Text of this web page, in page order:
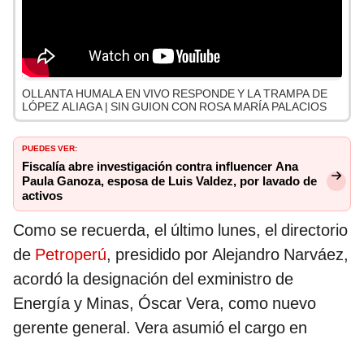
OLLANTA HUMALA EN VIVO RESPONDE Y LA TRAMPA DE
LÓPEZ ALIAGA | SIN GUION CON ROSA MARÍA PALACIOS
PUEDES VER:
Fiscalía abre investigación contra influencer Ana
Paula Ganoza, esposa de Luis Valdez, por lavado de
activos
Como se recuerda, el último lunes, el directorio
de Petroperú, presidido por Alejandro Narváez,
acordó la designación del exministro de
Energía y Minas, Óscar Vera, como nuevo
gerente general. Vera asumió el cargo en